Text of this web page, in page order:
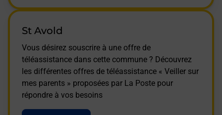
St Avold
Vous désirez souscrire à une offre de
téléassistance dans cette commune ? Découvrez
les différentes offres de téléassistance « Veiller sur
mes parents » proposées par La Poste pour
répondre à vos besoins